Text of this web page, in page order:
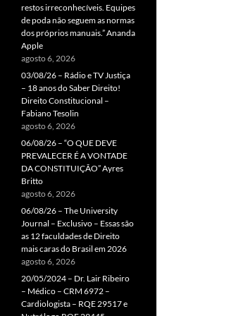
restos irreconhecíveis. Equipes
de poda não seguem as normas
dos próprios manuais.” Ananda
Apple
agosto 6, 2026
03/08/26 – Rádio e TV Justiça
– 18 anos do Saber Direito!
Direito Constitucional –
Fabiano Tesolin
agosto 6, 2026
06/08/26 – “O QUE DEVE
PREVALECER É A VONTADE
DA CONSTITUIÇÃO” Ayres
Britto
agosto 6, 2026
06/08/26 – The University
Journal – Exclusivo – Essas são
as 12 faculdades de Direito
mais caras do Brasil em 2026
agosto 6, 2026
20/05/2024 – Dr. Lair Ribeiro
– Médico – CRM 6972 –
Cardiologista – RQE 29517 e